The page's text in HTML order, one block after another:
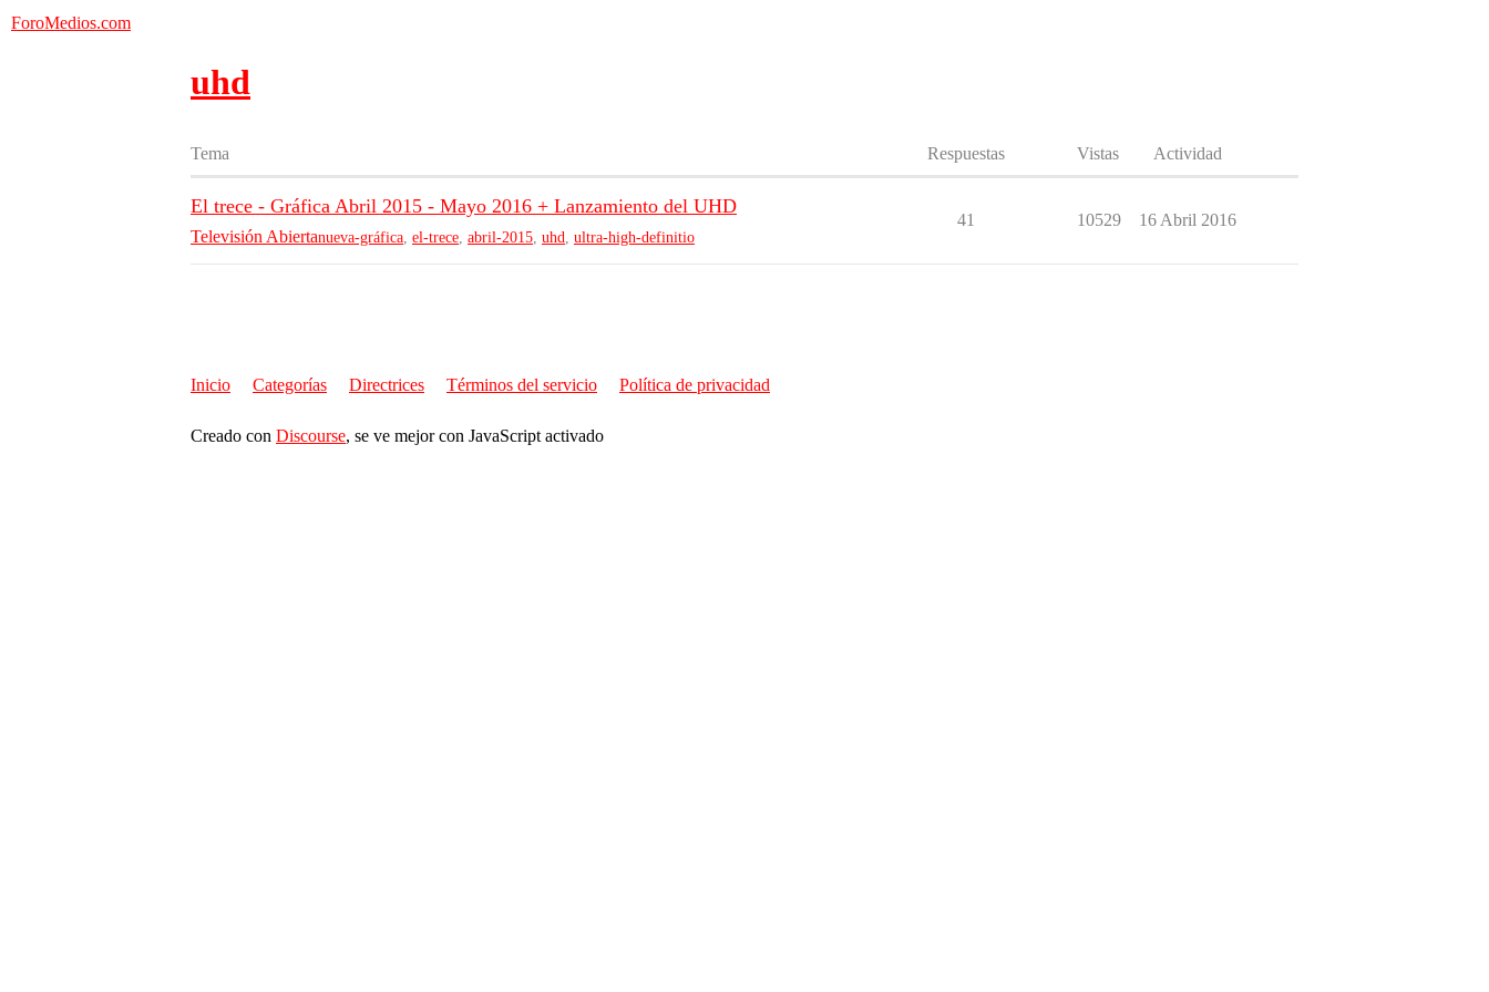
ForoMedios.com
uhd
Tema Respuestas Vistas Actividad
El trece - Gráfica Abril 2015 - Mayo 2016 + Lanzamiento del UHD
Televisión Abiertanueva-gráfica el-trece abril-2015 uhd ultra-high-definitio
41 10529 16 Abril 2016
Inicio Categorías Directrices Términos del servicio Política de privacidad
Creado con Discourse, se ve mejor con JavaScript activado